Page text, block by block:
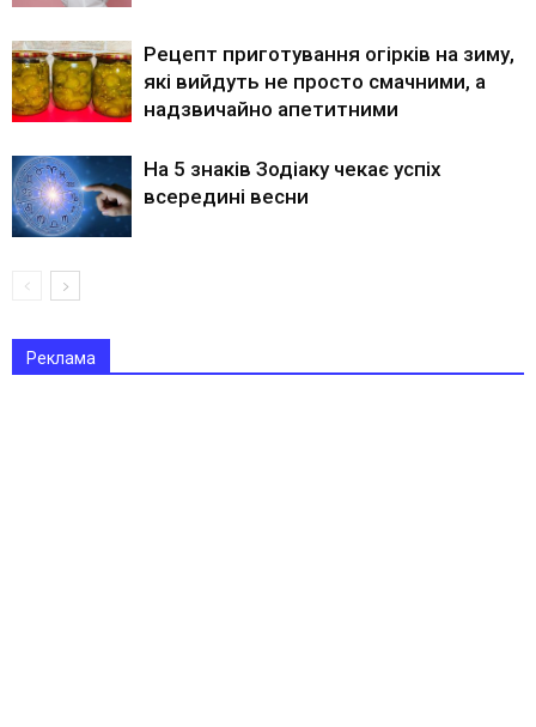
Рецепт приготування огірків на зиму,
які вийдуть не просто смачними, а
надзвичайно апетитними
На 5 знаків Зодіаку чекає успіх
всередині весни
Реклама